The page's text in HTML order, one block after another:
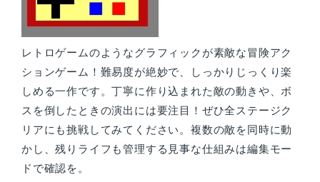
レトロゲームのようなグラフィックが素敵な冒険アク
ションゲーム！難易度が絶妙で、しっかりじっくり楽
しめる一作です。丁寧に作り込まれた敵の動きや、ボ
スを倒したときの演出には要注目！ぜひ全ステージク
リアにも挑戦してみてください。複数の敵を同時に動
かし、残りライフも管理する見事な仕組みは編集モー
ドで確認を。